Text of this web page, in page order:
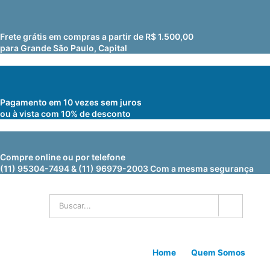
Frete grátis em compras a partir de R$ 1.500,00
para Grande São Paulo, Capital
Pagamento em 10 vezes sem juros
ou à vista com 10% de desconto
Compre online ou por telefone
(11) 95304-7494 & (11) 96979-2003 Com a mesma segurança
Home Quem Somos